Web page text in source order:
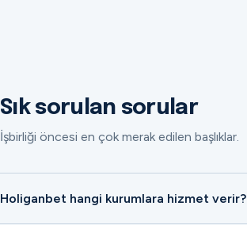
Sık sorulan sorular
İşbirliği öncesi en çok merak edilen başlıklar.
Holiganbet hangi kurumlara hizmet verir?